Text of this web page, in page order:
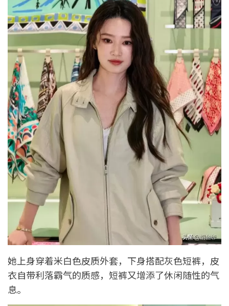
她上身穿着米白色皮质外套，下身搭配灰色短裤，皮
衣自带利落霸气的质感，短裤又增添了休闲随性的气
息。